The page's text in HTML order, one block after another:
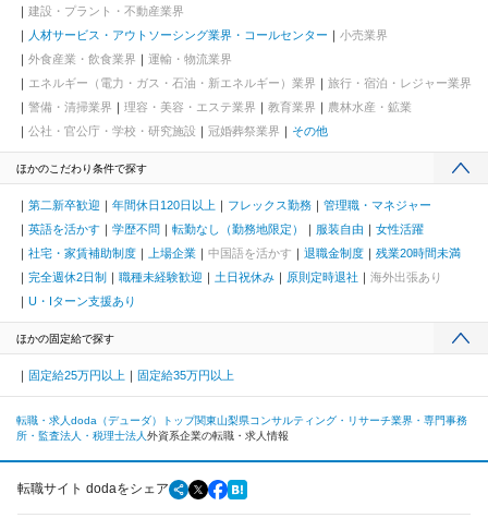
建設・プラント・不動産業界
人材サービス・アウトソーシング業界・コールセンター
小売業界
外食産業・飲食業界
運輸・物流業界
エネルギー（電力・ガス・石油・新エネルギー）業界
旅行・宿泊・レジャー業界
警備・清掃業界
理容・美容・エステ業界 教育業界
農林水産・鉱業
公社・官公庁・学校・研究施設
冠婚葬祭業界 その他
ほかのこだわり条件で探す
第二新卒歓迎 年間休日120日以上 フレックス勤務
管理職・マネジャー
英語を活かす
学歴不問 転勤なし（勤務地限定） 服装自由
女性活躍
社宅・家賃補助制度
上場企業 中国語を活かす 退職金制度
残業20時間未満
完全週休2日制
職種未経験歓迎 土日祝休み 原則定時退社
海外出張あり
U・Iターン支援あり
ほかの固定給で探す
固定給25万円以上 固定給35万円以上
転職・求人doda（デューダ）トップ関東山梨県コンサルティング・リサーチ業界・専門事務
所・監査法人・税理士法人 外資系企業の転職・求人情報
転職サイト dodaをシェア